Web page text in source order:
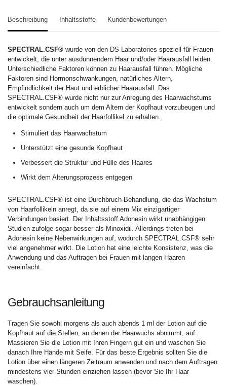
Beschreibung Inhaltsstoffe Kundenbewertungen
SPECTRAL.CSF® wurde von den DS Laboratories speziell für Frauen
entwickelt, die unter ausdünnendem Haar und/oder Haarausfall leiden.
Unterschiedliche Faktoren können zu Haarausfall führen. Mögliche
Faktoren sind Hormonschwankungen, natürliches Altern,
Empfindlichkeit der Haut und erblicher Haarausfall. Das
SPECTRAL.CSF® wurde nicht nur zur Anregung des Haarwachstums
entwickelt sondern auch um dem Altern der Kopfhaut vorzubeugen und
die optimale Gesundheit der Haarfollikel zu erhalten.
Stimuliert das Haarwachstum
Unterstützt eine gesunde Kopfhaut
Verbessert die Struktur und Fülle des Haares
Wirkt dem Alterungsprozess entgegen
SPECTRAL.CSF® ist eine Durchbruch-Behandlung, die das Wachstum
von Haarfollikeln anregt, da sie auf einem Mix einzigartiger
Verbindungen basiert. Der Inhaltsstoff Adonesin wirkt unabhängigen
Studien zufolge sogar besser als Minoxidil. Allerdings treten bei
Adonesin keine Nebenwirkungen auf, wodurch SPECTRAL.CSF® sehr
viel angenehmer wirkt. Die Lotion hat eine leichte Konsistenz, was die
Anwendung und das Auftragen bei Frauen mit langen Haaren
vereinfacht.
Gebrauchsanleitung
Tragen Sie sowohl morgens als auch abends 1 ml der Lotion auf die
Kopfhaut auf die Stellen, an denen der Haarwuchs abnimmt, auf.
Massieren Sie die Lotion mit Ihren Fingern gut ein und waschen Sie
danach Ihre Hände mit Seife. Für das beste Ergebnis sollten Sie die
Lotion über einen längeren Zeitraum anwenden und nach dem Auftragen
mindestens vier Stunden einziehen lassen (bevor Sie Ihr Haar
waschen).